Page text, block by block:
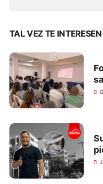
TAL VEZ TE